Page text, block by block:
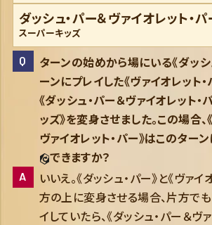
ダッシュ・パー＆ヴァイオレット・パ
スーパーキッズ
ターンの始めから場にいる《ダッシ
ーンにプレイした《ヴァイオレット
《ダッシュ・パー＆ヴァイオレット
ッズ》を変身させました。この場合、
ヴァイオレット・パー》はこのター
できますか？
いいえ。《ダッシュ・パー》と《ヴァイ
方の上に変身させる場合、片方で
イしていたら、《ダッシュ・パー＆ヴ